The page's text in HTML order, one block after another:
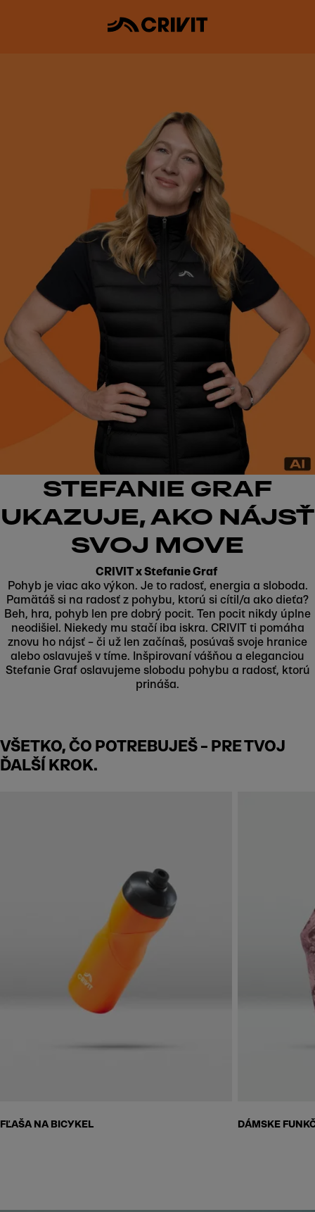
STEFANIE GRAF
UKAZUJE, AKO NÁJSŤ
SVOJ MOVE
CRIVIT x Stefanie Graf
Pohyb je viac ako výkon. Je to radosť, energia a sloboda.
Pamätáš si na radosť z pohybu, ktorú si cítil/a ako dieťa?
Beh, hra, pohyb len pre dobrý pocit. Ten pocit nikdy úplne
neodišiel. Niekedy mu stačí iba iskra. CRIVIT ti pomáha
znovu ho nájsť – či už len začínaš, posúvaš svoje hranice
alebo oslavuješ v tíme. Inšpirovaní vášňou a eleganciou
Stefanie Graf oslavujeme slobodu pohybu a radosť, ktorú
prináša.
VŠETKO, ČO POTREBUJEŠ – PRE TVOJ
ĎALŠÍ KROK.
Skip to next section
FĽAŠA NA BICYKEL DÁMSKE